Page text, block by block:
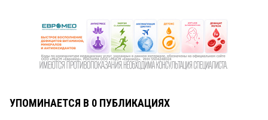
УПОМИНАЕТСЯ В 0 ПУБЛИКАЦИЯХ